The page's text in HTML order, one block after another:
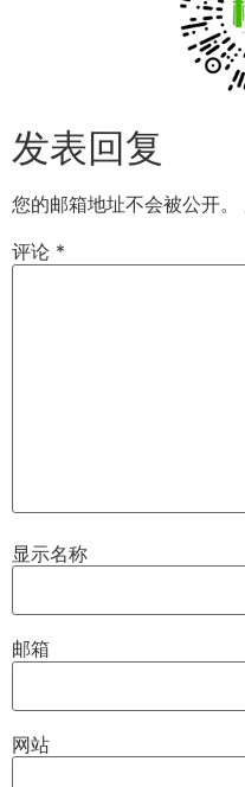
发表回复
您的邮箱地址不会被公开。
评论 *
显示名称
邮箱
网站